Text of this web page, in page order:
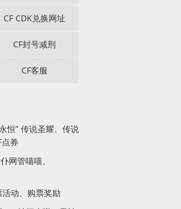
CF CDK兑换网址
CF封号减刑
CF客服
恒” 传说圣耀、传说
券
网管喵喵、
活动、购票奖励